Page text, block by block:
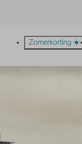
Zomerkorting ☀️